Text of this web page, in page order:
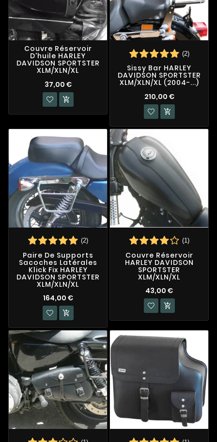
Couvre Réservoir
D'huile HARLEY
DAVIDSON SPORTSTER
XLM/XLN/XL
37,00 €

(2)
Sissy Bar HARLEY
DAVIDSON SPORTSTER
XLM/XLN/XL (2004-...)
210,00 €

(2)
Paire De Supports
Sacoches Latérales
Klick Fix HARLEY
DAVIDSON SPORTSTER
XLM/XLN/XL
164,00 €

(1)
Couvre Réservoir
HARLEY DAVIDSON
SPORTSTER
XLM/XLN/XL
43,00 €
